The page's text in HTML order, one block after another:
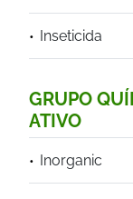
Inseticida
GRUPO
ATIVO
Inorganic